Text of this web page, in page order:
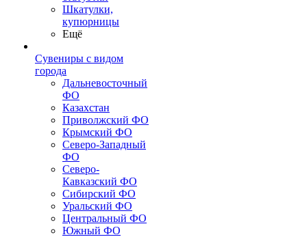
Шкатулки,
купюрницы
Ещё
Сувениры с видом
города
Дальневосточный
ФО
Казахстан
Приволжский ФО
Крымский ФО
Северо-Западный
ФО
Северо-
Кавказский ФО
Сибирский ФО
Уральский ФО
Центральный ФО
Южный ФО